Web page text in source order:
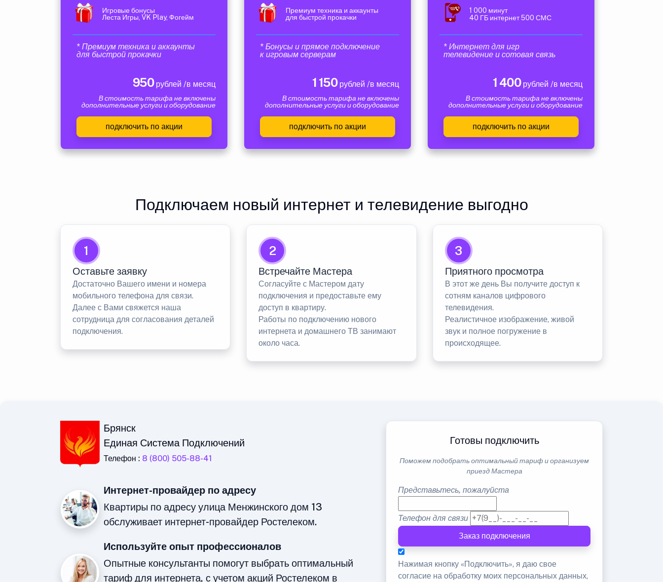
Игровые бонусы
Леста Игры, VK Play, Фогейм
* Премиум техника и аккаунты
для быстрой прокачки
950рублей /в месяц
В стоимость тарифа не включены
дополнительные услуги и оборудование
подключить по акции
Премиум техника и аккаунты
для быстрой прокачки
* Бонусы и прямое подключение
к игровым серверам
1 150рублей /в месяц
В стоимость тарифа не включены
дополнительные услуги и оборудование
подключить по акции
1 000 минут
40 ГБ интернет 500 СМС
* Интернет для игр
телевидение и сотовая связь
1 400рублей /в месяц
В стоимость тарифа не включены
дополнительные услуги и оборудование
подключить по акции
Подключаем новый интернет и телевидение выгодно
1
Оставьте заявку
Достаточно Вашего имени и номера
мобильного телефона для связи.
Далее с Вами свяжется наша
сотрудница для согласования деталей
подключения.
2
Встречайте Мастера
Согласуйте с Мастером дату
подключения и предоставьте ему
доступ в квартиру.
Работы по подключению нового
интернета и домашнего ТВ занимают
около часа.
3
Приятного просмотра
В этот же день Вы получите доступ к
сотням каналов цифрового
телевидения.
Реалистичное изображение, живой
звук и полное погружение в
происходящее.
Брянск
Единая Система Подключений
Телефон : 8 (800) 505-88-41
Интернет-провайдер по адресу
Квартиры по адресу улица Менжинского дом 13
обслуживает интернет-провайдер Ростелеком.
Используйте опыт профессионалов
Опытные консультанты помогут выбрать оптимальный
тариф для интернета, с учетом акций Ростелеком в
Готовы подключить
Поможем подобрать оптимальный тариф и организуем
приезд Мастера
Представьтесь, пожалуйста
Телефон для связи
Заказ подключения
Нажимая кнопку «Подключить», я даю свое
согласие на обработку моих персональных данных,